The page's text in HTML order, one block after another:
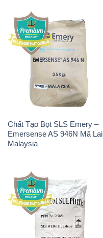
Chất Tạo Bọt SLS Emery –
Emersense AS 946N Mã Lai
Malaysia